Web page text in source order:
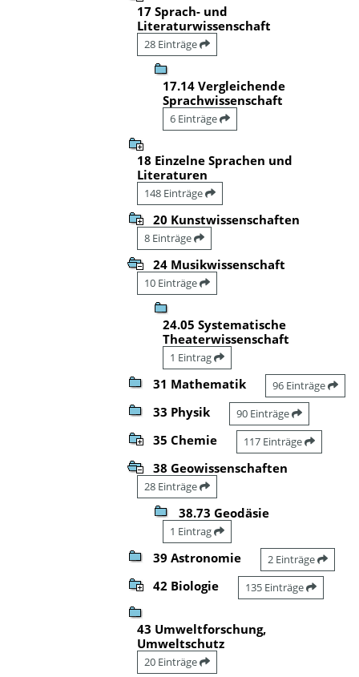
17 Sprach- und
Literaturwissenschaft
28 Einträge
17.14 Vergleichende
Sprachwissenschaft
6 Einträge
18 Einzelne Sprachen und
Literaturen
148 Einträge
20 Kunstwissenschaften
8 Einträge
24 Musikwissenschaft
10 Einträge
24.05 Systematische
Theaterwissenschaft
1 Eintrag
31 Mathematik 96 Einträge
33 Physik 90 Einträge
35 Chemie 117 Einträge
38 Geowissenschaften
28 Einträge
38.73 Geodäsie
1 Eintrag
39 Astronomie 2 Einträge
42 Biologie 135 Einträge
43 Umweltforschung,
Umweltschutz
20 Einträge